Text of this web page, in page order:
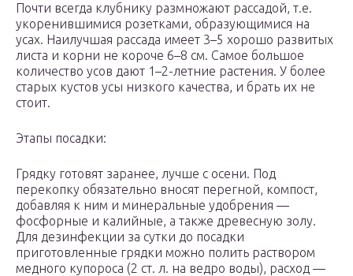
Почти всегда клубнику размножают рассадой, т.е.
укоренившимися розетками, образующимися на
усах. Наилучшая рассада имеет 3–5 хорошо развитых
листа и корни не короче 6–8 см. Самое большое
количество усов дают 1–2-летние растения. У более
старых кустов усы низкого качества, и брать их не
стоит.
Этапы посадки:
Грядку готовят заранее, лучше с осени. Под
перекопку обязательно вносят перегной, компост,
добавляя к ним и минеральные удобрения —
фосфорные и калийные, а также древесную золу.
Для дезинфекции за сутки до посадки
приготовленные грядки можно полить раствором
медного купороса (2 ст. л. на ведро воды), расход —